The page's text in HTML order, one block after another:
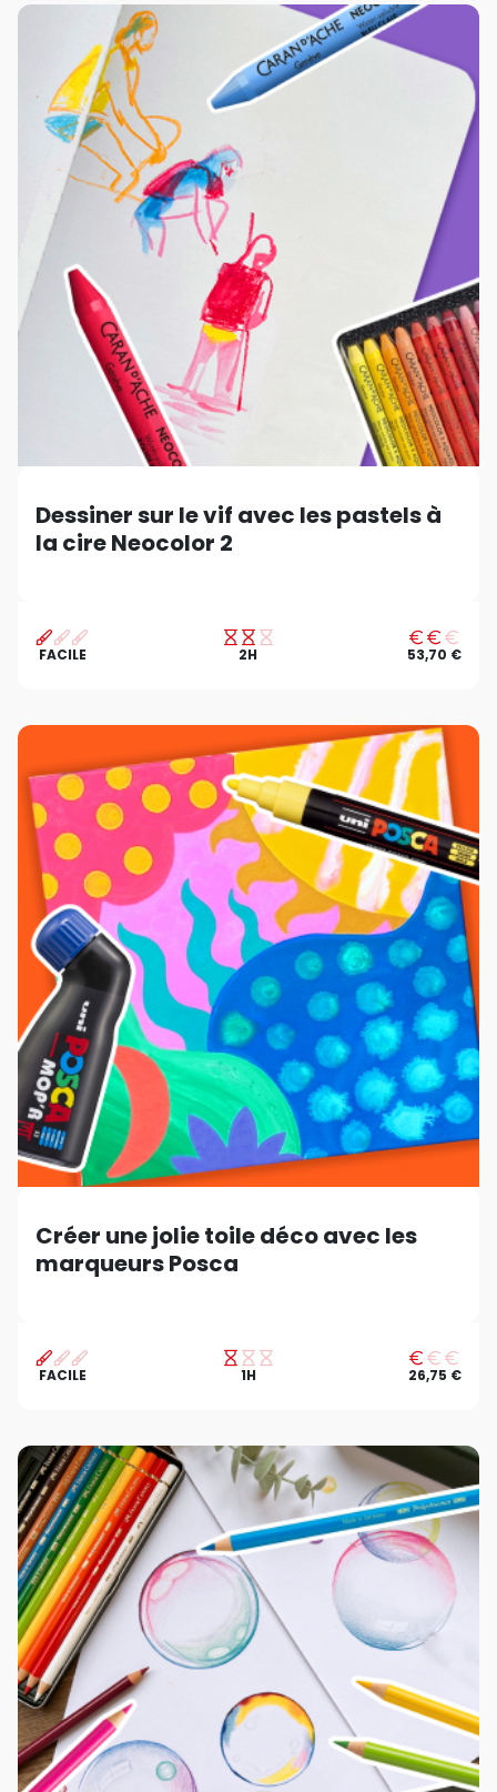
Dessiner sur le vif avec les pastels à
la cire Neocolor 2
FACILE 2H 53,70 €
Créer une jolie toile déco avec les
marqueurs Posca
FACILE 1H 26,75 €